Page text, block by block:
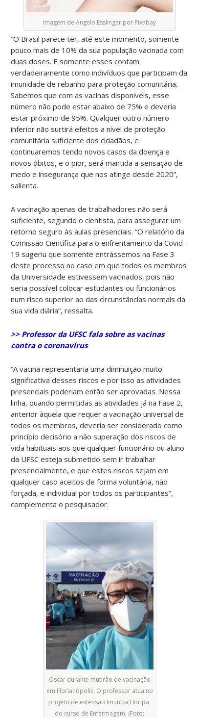
Imagem de Angelo Esslinger por Pixabay
“O Brasil parece ter, até este momento, somente
pouco mais de 10% da sua população vacinada com
duas doses. E somente esses contam
verdadeiramente como indivíduos que participam da
imunidade de rebanho para proteção comunitária.
Sabemos que com as vacinas disponíveis, esse
número não pode estar abaixo de 75% e deveria
estar próximo de 95%. Qualquer outro número
inferior não surtirá efeitos a nível de proteção
comunitária suficiente dos cidadãos, e
continuaremos tendo novos casos da doença e
novos óbitos, e o pior, será mantida a sensação de
medo e insegurança que nos atinge desde 2020”,
salienta.
A vacinação apenas de trabalhadores não será
suficiente, segundo o cientista, para assegurar um
retorno seguro às aulas presenciais. “O relatório da
Comissão Científica para o enfrentamento da Covid-
19 sugeriu que somente entrássemos na Fase 3
deste processo no caso em que todos os membros
da Universidade estivessem vacinados, pois não
seria possível colocar estudantes ou funcionários
num risco superior ao das circunstâncias normais da
sua vida diária”, ressalta.
>> Professor da UFSC fala sobre as vacinas
contra o coronavírus
“A vacina representaria uma diminuição muito
significativa desses riscos e por isso as atividades
presenciais poderiam então ser aprovadas. Nessa
linha, quando permitidas as atividades já na Fase 2,
anterior àquela que requer a vacinação universal de
todos os membros, deveria ser considerado como
princípio decisório a não superação dos riscos de
vida habituais aos que qualquer funcionário ou aluno
da UFSC esteja submetido sem ir trabalhar
presencialmente, e que estes riscos sejam em
qualquer caso aceitos de forma voluntária, não
forçada, e individual por todos os participantes”,
complementa o pesquisador.
Oscar durante mutirão de vacinação
em Florianópolis. O professor atua no
projeto de extensão Imuniza Floripa,
do curso de Enfermagem. (Foto: